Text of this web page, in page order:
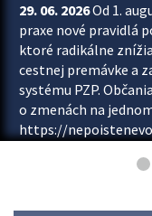
29. 06. 2026Od 1.
praxe nové pravidlá
ktoré radikálne
cestnej premávke a
systému PZP.
o zmenách na
https://
asociácie poisťovní